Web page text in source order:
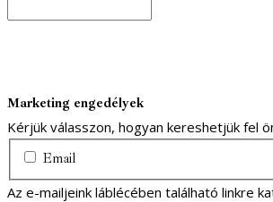
Marketing engedélyek
Kérjük válasszon, hogyan kereshetjük fel
Email
Az e-mailjeink láblécében található linkre